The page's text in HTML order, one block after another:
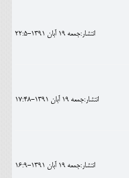
انتشار:جمعه 19 آبان 1391-22:5
انتشار:جمعه 19 آبان 1391-17:48
انتشار:جمعه 19 آبان 1391-16:9